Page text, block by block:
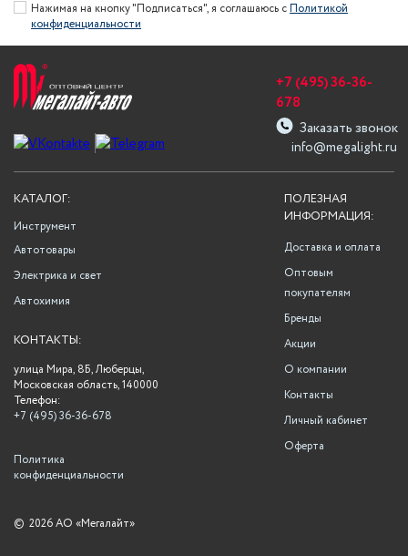
Нажимая на кнопку "Подписаться", я соглашаюсь сПолитикой
конфиденциальности
info@megalight.ru
+7 (495) 36-36-
678
Заказать звонок
ПОЛЕЗНАЯ
ИНФОРМАЦИЯ:
Доставка и оплата
Оптовым
покупателям
Бренды
Акции
О компании
Контакты
Личный кабинет
Оферта
КАТАЛОГ:
Инструмент
Автотовары
Электрика и свет
Автохимия
КОНТАКТЫ:
улица Мира, 8Б, Люберцы,
Московская область, 140000
Телефон:
+7 (495) 36-36-678
Политика
конфиденциальности
© 2026 АО «Мегалайт»